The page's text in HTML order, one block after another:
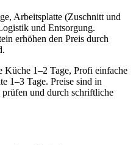
Arbeitsplatte (Zuschnitt und
und Entsorgung.
erhöhen den Preis durch
1–2 Tage, Profi einfache
1–3 Tage. Preise sind in
prüfen und durch schriftliche